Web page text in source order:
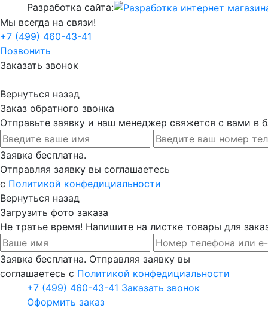
Разработка сайта:
Мы всегда на связи!
+7 (499) 460-43-41
Позвонить
Заказать звонок
Вернуться назад
Заказ обратного звонка
Отправьте заявку и наш менеджер свяжется с вами в
Заявка бесплатна.
Отправляя заявку вы соглашаетесь
с Политикой конфедициальности
Вернуться назад
Загрузить фото заказа
Не тратье время! Напишите на листке товары для
Заявка бесплатна. Отправляя заявку вы
соглашаетесь с Политикой конфедициальности
+7 (499) 460-43-41 Заказать звонок
Оформить заказ